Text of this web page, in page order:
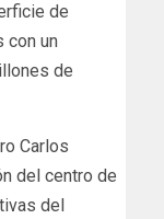
de
con un
de
Carlos
del centro de
del